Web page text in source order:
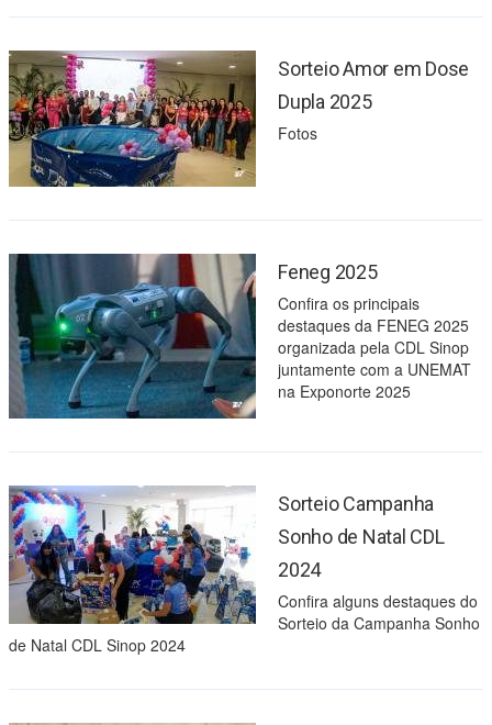
Sorteio Amor em Dose
Dupla 2025
Fotos
Feneg 2025
Confira os principais
destaques da FENEG 2025
organizada pela CDL Sinop
juntamente com a UNEMAT
na Exponorte 2025
Sorteio Campanha
Sonho de Natal CDL
2024
Confira alguns destaques do
Sorteio da Campanha Sonho
de Natal CDL Sinop 2024